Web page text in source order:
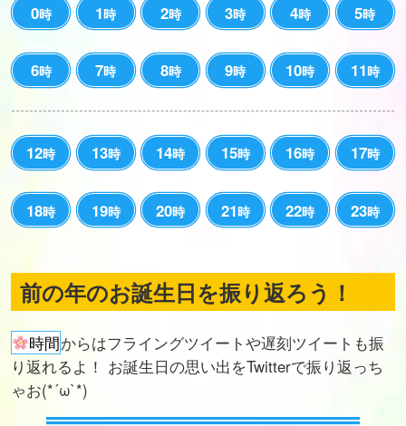
0時 1時 2時 3時 4時 5時
6時 7時 8時 9時 10時 11時
12時 13時 14時 15時 16時 17時
18時 19時 20時 21時 22時 23時
前の年のお誕生日を振り返ろう！
時間からはフライングツイートや遅刻ツイートも振
り返れるよ！ お誕生日の思い出をTwitterで振り返っち
ゃお(*´ω`*)